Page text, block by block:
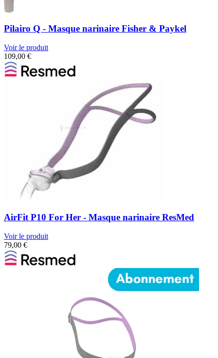
Pilairo Q - Masque narinaire Fisher & Paykel
Voir le produit
109,00 €
AirFit P10 For Her - Masque narinaire ResMed
Voir le produit
79,00 €